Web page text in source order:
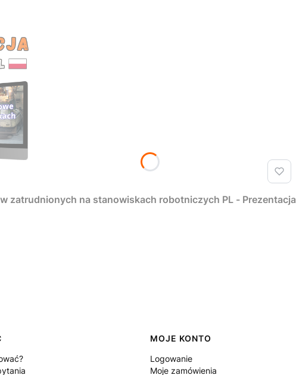
zatrudnionych na stanowiskach robotniczych PL - Prezentacja
MOJE KONTO
Logowanie
Moje zamówienia